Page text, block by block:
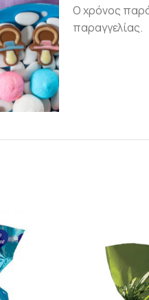
Ο χρόνος
παραγγελίας.